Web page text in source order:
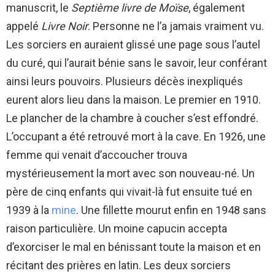
manuscrit, le Septième livre de Moïse, également
appelé Livre Noir. Personne ne l’a jamais vraiment vu.
Les sorciers en auraient glissé une page sous l’autel
du curé, qui l’aurait bénie sans le savoir, leur conférant
ainsi leurs pouvoirs. Plusieurs décès inexpliqués
eurent alors lieu dans la maison. Le premier en 1910.
Le plancher de la chambre à coucher s’est effondré.
L’occupant a été retrouvé mort à la cave. En 1926, une
femme qui venait d’accoucher trouva
mystérieusement la mort avec son nouveau-né. Un
père de cinq enfants qui vivait-là fut ensuite tué en
1939 à la mine. Une fillette mourut enfin en 1948 sans
raison particulière. Un moine capucin accepta
d’exorciser le mal en bénissant toute la maison et en
récitant des prières en latin. Les deux sorciers